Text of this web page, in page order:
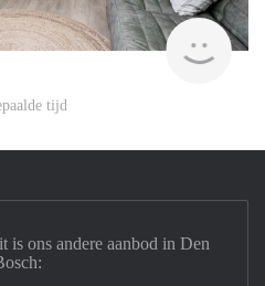
Next
tijd
is ons andere aanbod in Den